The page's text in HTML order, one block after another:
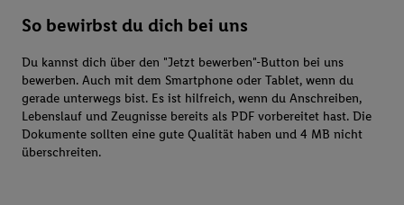
So bewirbst du dich bei uns
Du kannst dich über den "Jetzt bewerben"-Button bei uns
bewerben. Auch mit dem Smartphone oder Tablet, wenn du
gerade unterwegs bist. Es ist hilfreich, wenn du Anschreiben,
Lebenslauf und Zeugnisse bereits als PDF vorbereitet hast. Die
Dokumente sollten eine gute Qualität haben und 4 MB nicht
überschreiten.